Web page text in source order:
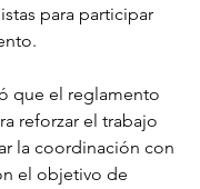
para participar
que el reglamento
reforzar el trabajo
la coordinación con
el objetivo de